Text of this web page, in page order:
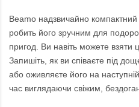
Beamo надзвичайно
робить його зручним для
пригод. Ви навіть можете взяти
Запишіть, як ви співаєте під
або оживляєте його на
час виглядаючи свіжим,